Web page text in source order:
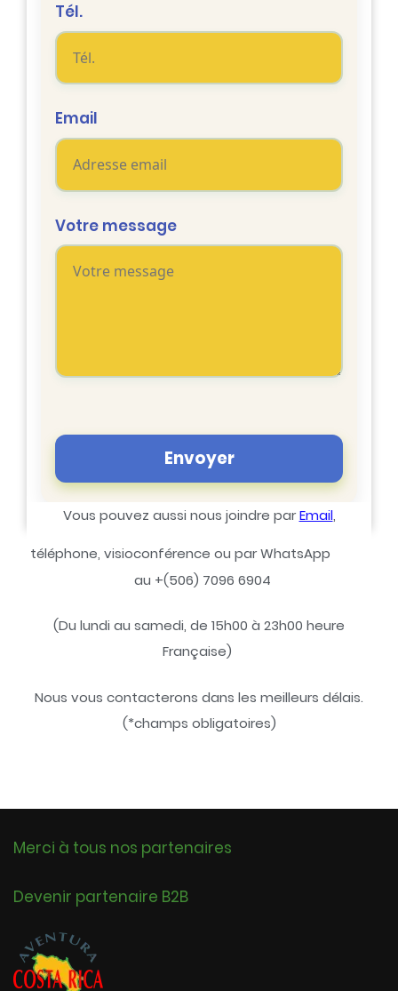
Tél.
Email
Votre message
Envoyer
Vous pouvez aussi nous joindre parEmail,
téléphone, visioconférence ou par WhatsApp
au +(506) 7096 6904
(Du lundi au samedi, de 15h00 à 23h00 heure
Française)
Nous vous contacterons dans les meilleurs délais.
(*champs obligatoires)
Merci à tous nos partenaires
Devenir partenaire B2B